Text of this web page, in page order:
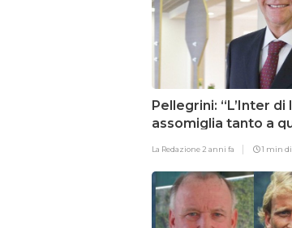
Pellegrini: “L’Inter di
assomiglia tanto a
La Redazione 2 anni fa 1 min